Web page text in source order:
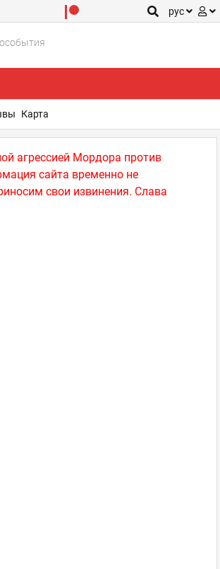
рус
агрессией Мордора против
сайта временно не
свои извинения. Слава
Карта